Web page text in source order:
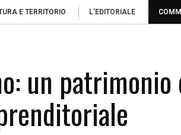
E TERRITORIO L’EDITORIALE
un